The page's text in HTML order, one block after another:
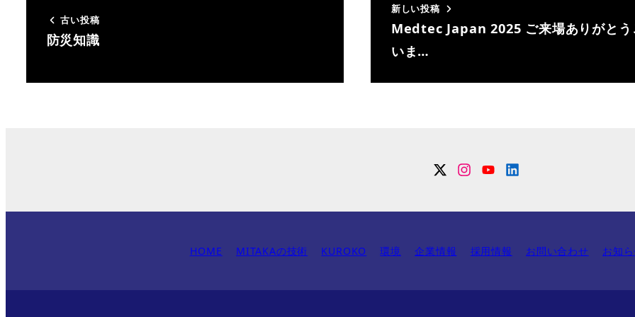
古い投稿
防災知識
新しい投稿
Medtec Japan 2025 ご来場ありがとう
いま…
TwitterInstagram
YouTubeLinkdin
HOME MITAKAの技術 KUROKO 環境 企業情報 採用情報 お問い合わせ お知